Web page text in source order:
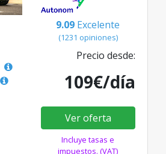
9.09 Excelente
(1231 opiniones)
Precio desde:
109€/día
Ver oferta
Incluye tasas e
impuestos. (VAT)